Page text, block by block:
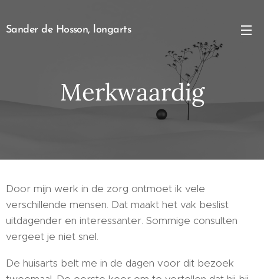
Sander de Hosson, longarts
Merkwaardig
Door mijn werk in de zorg ontmoet ik vele
verschillende mensen. Dat maakt het vak beslist
uitdagender en interessanter. Sommige consulten
vergeet je niet snel.
De huisarts belt me in de dagen voor dit bezoek